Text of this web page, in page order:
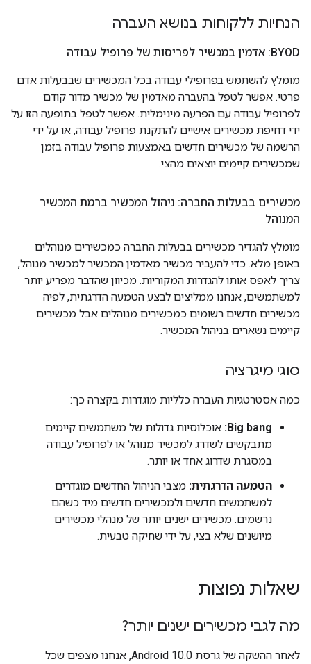
הנחיות ללקוחות בנושא העברה
BYOD: אדמין במכשיר לפריסות של פרופיל עבודה
מומלץ להשתמש בפרופילי עבודה בכל המכשירים שבבעלות אדם
פרטי. אפשר לטפל בהעברה מאדמין של מכשיר מדור קודם
לפרופיל עבודה עם הפרעה מינימלית. אפשר לטפל בתופעה הזו על
ידי דחיפת מכשירים אישיים להתקנת פרופיל עבודה, או על ידי
הרשמה של מכשירים חדשים באמצעות פרופיל עבודה בזמן
שמכשירים קיימים יוצאים מהצי.
מכשירים בבעלות החברה: ניהול המכשיר ברמת המכשיר
המנוהל
מומלץ להגדיר מכשירים בבעלות החברה כמכשירים מנוהלים
באופן מלא. כדי להעביר מכשיר מאדמין המכשיר למכשיר מנוהל,
צריך לאפס אותו להגדרות המקוריות. מכיוון שהדבר מפריע יותר
למשתמשים, אנחנו ממליצים לבצע הטמעה הדרגתית, לפיה
מכשירים חדשים רשומים כמכשירים מנוהלים אבל מכשירים
קיימים נשארים בניהול המכשיר.
סוגי מיגרציה
כמה אסטרטגיות העברה כלליות מוגדרות בקצרה כך:
Big bang: אוכלוסיות גדולות של משתמשים קיימים
מתבקשים לשדרג למכשיר מנוהל או לפרופיל עבודה
במסגרת שדרוג אחד או יותר.
הטמעה הדרגתית: מצבי הניהול החדשים מוגדרים
למשתמשים חדשים ולמכשירים חדשים מיד כשהם
נרשמים. מכשירים ישנים יותר של מנהלי מכשירים
מיושנים שלא בצי, על ידי שחיקה טבעית.
שאלות נפוצות
מה לגבי מכשירים ישנים יותר?
לאחר ההשקה של גרסת Android 10.0, אנחנו מצפים שכל